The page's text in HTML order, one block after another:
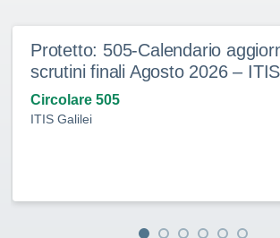
Protetto: 505-Calendario
scrutini finali Agosto 2026 –
Circolare 505
ITIS Galilei